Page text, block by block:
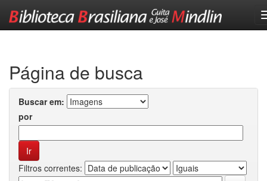
Página de busca
Buscar em:
por
Filtros correntes: